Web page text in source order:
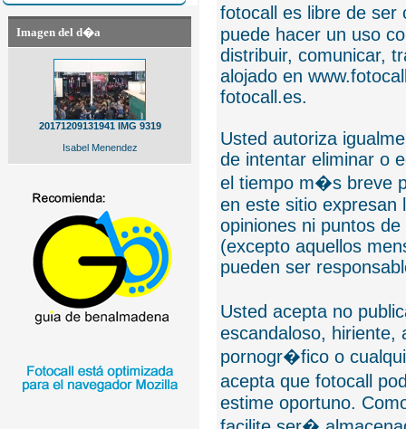
Imagen del d�a
20171209131941 IMG 9319
Isabel Menendez
fotocall es libre de
puede hacer un uso
distribuir, comunicar,
alojado en
fotocall.es.
Usted autoriza
de intentar eliminar o
el tiempo m�s breve
en este sitio expresan
opiniones ni puntos
(excepto aquellos
pueden ser
Usted acepta no
escandaloso, hiriente,
pornogr�fico o
acepta que fotocall
estime oportuno.